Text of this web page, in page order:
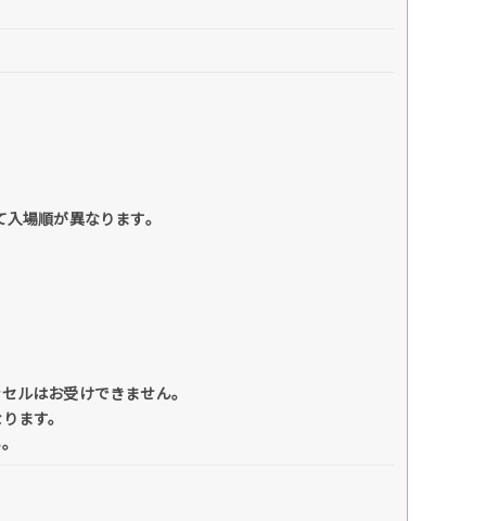
場順が異なります。
ルはお受けできません。
ます。